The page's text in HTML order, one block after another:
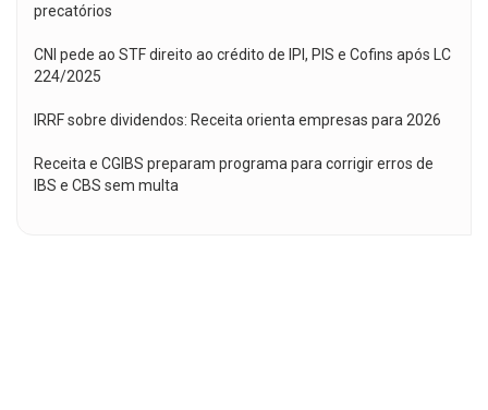
precatórios
CNI pede ao STF direito ao crédito de IPI, PIS e Cofins após LC
224/2025
IRRF sobre dividendos: Receita orienta empresas para 2026
Receita e CGIBS preparam programa para corrigir erros de
IBS e CBS sem multa